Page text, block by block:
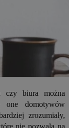
czy biura można
one domotywów
zrozumiały,
nie pozwala na